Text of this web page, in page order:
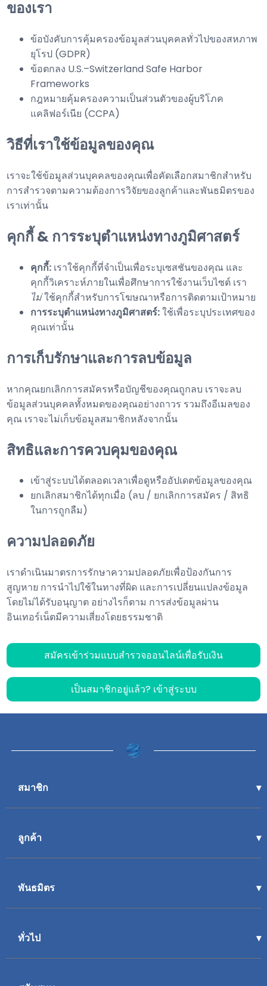
ของเรา
ข้อบังคับการคุ้มครองข้อมูลส่วนบุคคลทั่วไปของสหภาพ
ยุโรป (GDPR)
ข้อตกลง U.S.–Switzerland Safe Harbor
Frameworks
กฎหมายคุ้มครองความเป็นส่วนตัวของผู้บริโภค
แคลิฟอร์เนีย (CCPA)
วิธีที่เราใช้ข้อมูลของคุณ
เราจะใช้ข้อมูลส่วนบุคคลของคุณเพื่อคัดเลือกสมาชิกสำหรับ
การสำรวจตามความต้องการวิจัยของลูกค้าและพันธมิตรของ
เราเท่านั้น
คุกกี้ & การระบุตำแหน่งทางภูมิศาสตร์
คุกกี้: เราใช้คุกกี้ที่จำเป็นเพื่อระบุเซสชันของคุณ และ
คุกกี้วิเคราะห์ภายในเพื่อศึกษาการใช้งานเว็บไซต์ เรา
ไม่ใช้คุกกี้สำหรับการโฆษณาหรือการติดตามเป้าหมาย
การระบุตำแหน่งทางภูมิศาสตร์:ใช้เพื่อระบุประเทศของ
คุณเท่านั้น
การเก็บรักษาและการลบข้อมูล
หากคุณยกเลิกการสมัครหรือบัญชีของคุณถูกลบ เราจะลบ
ข้อมูลส่วนบุคคลทั้งหมดของคุณอย่างถาวร รวมถึงอีเมลของ
คุณ เราจะไม่เก็บข้อมูลสมาชิกหลังจากนั้น
สิทธิและการควบคุมของคุณ
เข้าสู่ระบบได้ตลอดเวลาเพื่อดูหรืออัปเดตข้อมูลของคุณ
ยกเลิกสมาชิกได้ทุกเมื่อ (ลบ / ยกเลิกการสมัคร / สิทธิ
ในการถูกลืม)
ความปลอดภัย
เราดำเนินมาตรการรักษาความปลอดภัยเพื่อป้องกันการ
สูญหาย การนำไปใช้ในทางที่ผิด และการเปลี่ยนแปลงข้อมูล
โดยไม่ได้รับอนุญาต อย่างไรก็ตาม การส่งข้อมูลผ่าน
อินเทอร์เน็ตมีความเสี่ยงโดยธรรมชาติ
สมัครเข้าร่วมแบบสำรวจออนไลน์เพื่อรับเงิน
เป็นสมาชิกอยู่แล้ว? เข้าสู่ระบบ
สมาชิก
ลูกค้า
พันธมิตร
ทั่วไป